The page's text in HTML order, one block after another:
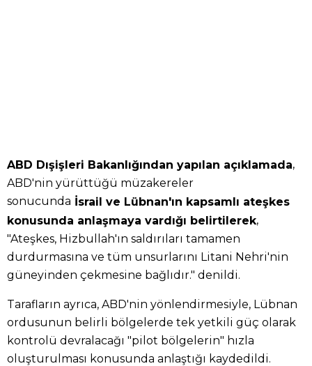
ABD Dışişleri Bakanlığından yapılan açıklamada,
ABD'nin yürüttüğü müzakereler
sonucunda İsrail ve Lübnan'ın kapsamlı ateşkes
konusunda anlaşmaya vardığı belirtilerek,
"Ateşkes, Hizbullah'ın saldırıları tamamen
durdurmasına ve tüm unsurlarını Litani Nehri'nin
güneyinden çekmesine bağlıdır." denildi.
Tarafların ayrıca, ABD'nin yönlendirmesiyle, Lübnan
ordusunun belirli bölgelerde tek yetkili güç olarak
kontrolü devralacağı "pilot bölgelerin" hızla
oluşturulması konusunda anlaştığı kaydedildi.